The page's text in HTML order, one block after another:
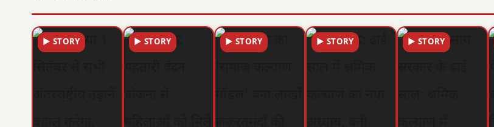
▶ STORY ▶ STORY ▶ STORY ▶ STORY ▶ STORY